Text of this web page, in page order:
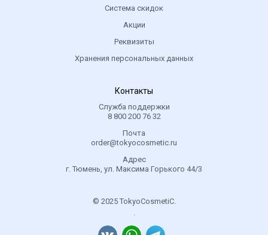
Система скидок
Акции
Реквизиты
Хранения персональных данных
Контакты
Служба поддержки
8 800 200 76 32
Почта
order@tokyocosmetic.ru
Адрес
г. Тюмень, ул. Максима Горького 44/3
© 2025 TokyoCosmetiC.
.